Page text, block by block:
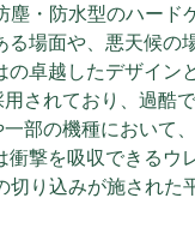
・防水型のハード
場面や、悪天候の
卓越したデザイン
されており、過酷
部の機種において
撃を吸収できるウ
切り込みが施された